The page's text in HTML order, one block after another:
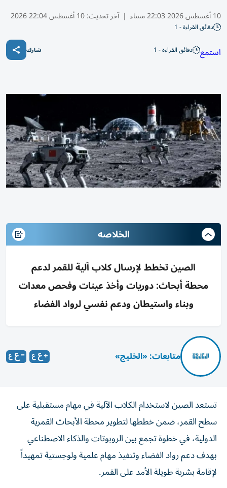
10 أغسطس 2026 22:03 مساء | آخر تحديث:10 أغسطس 22:04 2026
دقائق القراءة - 1
استمع دقائق القراءة - 1 شارك
الخلاصه
الصين تخطط لإرسال كلاب آلية للقمر لدعم
محطة أبحاث: دوريات وأخذ عينات وفحص معدات
وبناء واستيطان ودعم نفسي لرواد الفضاء
متابعات: «الخليج»
تستعد الصين لاستخدام الكلاب الآلية في مهام مستقبلية على
سطح القمر، ضمن خططها لتطوير محطة الأبحاث القمرية
الدولية، في خطوة تجمع بين الروبوتات والذكاء الاصطناعي
بهدف دعم رواد الفضاء وتنفيذ مهام علمية ولوجستية تمهيداً
لإقامة بشرية طويلة الأمد على القمر.